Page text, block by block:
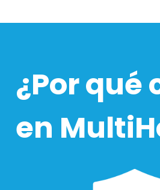
¿Por qué
en